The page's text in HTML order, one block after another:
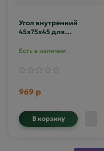
Угол внутренний
45х75х45 для
Винтаж светлый
Есть в наличии
969 р
В корзину